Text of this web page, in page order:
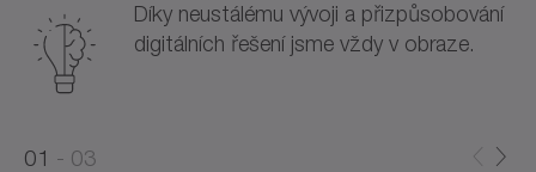
Díky neustálému vývoji a přizpůsobování
digitálních řešení jsme vždy v obraze.
01
03